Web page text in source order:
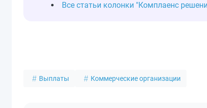
Все статьи колонки "Комплаенс
Выплаты Коммерческие организации